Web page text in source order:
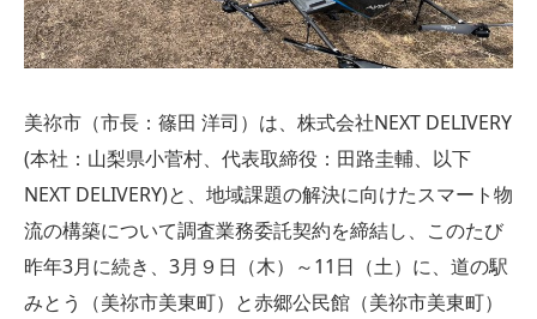
美祢市（市長：篠田 洋司）は、株式会社NEXT DELIVERY
(本社：山梨県小菅村、代表取締役：田路圭輔、以下
NEXT DELIVERY)と、地域課題の解決に向けたスマート物
流の構築について調査業務委託契約を締結し、このたび
昨年3月に続き、3月９日（木）～11日（土）に、道の駅
みとう（美祢市美東町）と赤郷公民館（美祢市美東町）